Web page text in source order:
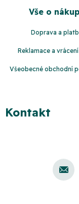
Vše o
Doprava a
Reklamace a
Všeobecné obchodní
Kontakt